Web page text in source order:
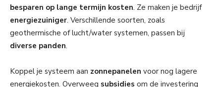
besparen op lange termijn kosten. Ze maken je bedrijf
energiezuiniger. Verschillende soorten, zoals
geothermische of lucht/water systemen, passen bij
diverse panden.
Koppel je systeem aan zonnepanelen voor nog lagere
energiekosten. Overweeg subsidies om de investering